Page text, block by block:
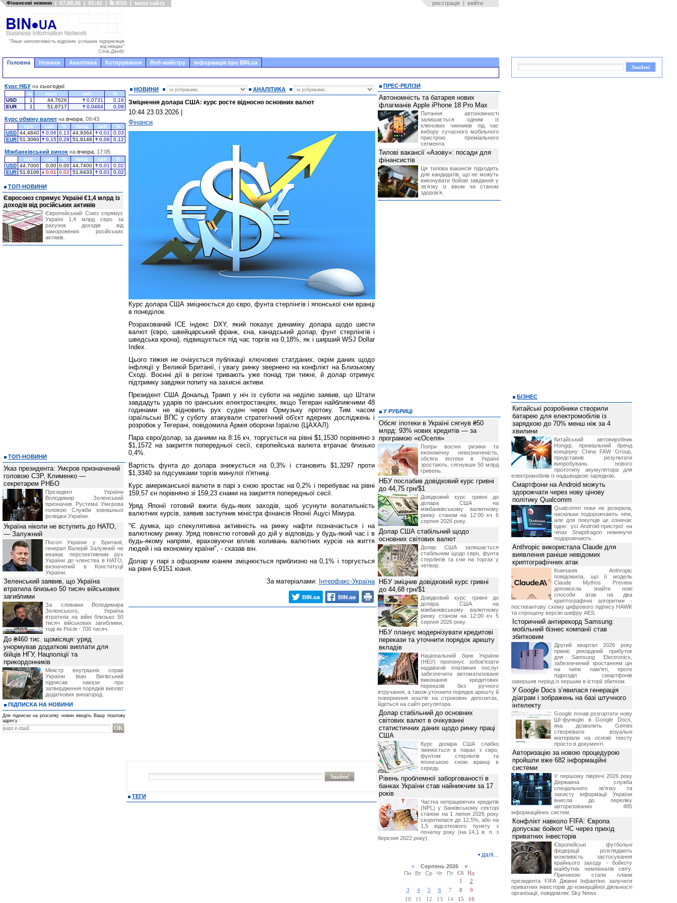
Фінансові новини | 07.08.26 | 01:42 | RSS | мапа сайту реєстрація | ввійти
"Лише наполегливість відрізняє успішних підприємців
від невдах"
Стів Джобс
Головна Новини Аналітика Котирування Веб-майстру Інформація про BIN.ua
НОВИНИ АНАЛІТИКА
Зміцнення долара США: курс росте відносно основних валют
10:44 23.03.2026
Фінанси
Курс долара США зміцнюється до євро, фунта стерлінгів і японської єни вранці
в понеділок.
Розрахований ICE індекс DXY, який показує динаміку долара щодо шести
валют (євро, швейцарський франк, єна, канадський долар, фунт стерлінгів і
шведська крона), підвищується під час торгів на 0,18%, як і ширший WSJ Dollar
Index.
Цього тижня не очікується публікації ключових статданих, окрім даних щодо
інфляції у Великій Британії, і увагу ринку звернено на конфлікт на Близькому
Сході. Воєнні дії в регіоні тривають уже понад три тижні, й долар отримує
підтримку завдяки попиту на захисні активи.
Президент США Дональд Трамп у ніч із суботи на неділю заявив, що Штати
завдадуть ударів по іранських електростанціях, якщо Тегеран найближчими 48
годинами не відновить рух суден через Ормузьку протоку. Тим часом
ізраїльські ВПС у суботу атакували стратегічний об'єкт ядерних досліджень і
розробок у Тегерані, повідомила Армія оборони Ізраїлю (ЦАХАЛ).
Пара євро/долар, за даними на 8:16 кч, торгується на рівні $1,1530 порівняно з
$1,1572 на закриття попередньої сесії, європейська валюта втрачає близько
0,4%.
Вартість фунта до долара знижується на 0,3% і становить $1,3297 проти
$1,3340 за підсумками торгів минулої п'ятниці.
Курс американської валюти в парі з єною зростає на 0,2% і перебуває на рівні
159,57 єн порівняно зі 159,23 єнами на закриття попередньої сесії.
Уряд Японії готовий вжити будь-яких заходів, щоб усунути волатильність
валютних курсів, заявив заступник міністра фінансів Японії Ацусі Мімура.
"Є думка, що спекулятивна активність на ринку нафти позначається і на
валютному ринку. Уряд повністю готовий до дій у відповідь у будь-який час і в
будь-якому напрямі, враховуючи вплив коливань валютних курсів на життя
людей і на економіку країни", - сказав він.
Долар у парі з офшорним юанем зміцнюється приблизно на 0,1% і торгується
на рівні 6,9151 юаня.
За матеріалами: Інтерфакс-Україна
ТЕГИ
Курс НБУ на сьогодні
за курс uah
%
USD
1 44,7626 0,0731
0,16
EUR
1 51,6717 0,0464 0,09
Курс обміну валют на вчора , 09:43
куп. uah % прод. uah
%
USD 44,4840 0,06 0,13 44,9364 0,01
0,03
EUR 51,3060 0,15 0,29 51,9148 0,06 0,12
Міжбанківський ринок на вчора , 17:05
куп. uah % прод. uah
%
USD 44,7000 0,00 0,00 44,7400 0,01
0,02
EUR 51,6106 0,01 0,02 51,6433 0,01 0,02
ТОП-НОВИНИ
Євросоюз спрямує Україні €1,4 млрд із
доходів від російських активів
Європейський Союз спрямує
Україні 1,4 млрд євро за
рахунок доходів від
заморожених російських
активів.
ТОП-НОВИНИ
Указ президента: Умєров призначений
головою СЗР, Клименко —
секретарем РНБО
Президент України
Володимир Зеленський
призначив Pустема Умєрова
головою Служби зовнішньої
розвідки України.
Україна ніколи не вступить до НАТО,
— Залужний
Посол України у Британії,
генерал Валерій Залужний не
вважає перспективним рух
України до членства в НАТО,
визначений в Конституції
України.
Зеленський заявив, що Україна
втратила близько 50 тисяч військових
загиблими
За словами Володимира
Зеленського, Україна
втратила на війні близько 50
тисяч військових загиблими,
тоді як Росія - 700 тисяч.
До ₴460 тис. щомісяця: уряд
унормував додаткові виплати для
бійців НГУ, Нацполіції та
прикордонників
Міністр внутрішніх справ
України Іван Вигівський
підписав накази про
затвердження порядків виплат
додаткових винагород
ПІДПИСКА НА НОВИНИ
Для підписки на розсилку новин введіть Вашу поштову
адресу :
ПРЕС-РЕЛІЗИ
Автономність та батарея нових
флагманів Apple iPhone 18 Pro Max
Питання автономності
залишається одним із
ключових чинників під час
вибору сучасного мобільного
пристрою преміального
сегмента.
Тилові вакансії «Азову»: посади для
фінансистів
Ця тилова вакансія підходить
для кандидатів, що не можуть
виконувати бойові завдання у
звʼязку із віком чи станом
здоровʼя.
У РУБРИЦІ
Обсяг іпотеки в Україні сягнув ₴50
млрд: 93% нових кредитів — за
програмою «єОселя»
Попри воєнні ризики та
економічну невизначеність,
обсяги іпотеки в Україні
зростають, сягнувши 50 млрд
гривень.
НБУ послабив довідковий курс гривні
до 44,75 грн/$1
Довідковий курс гривні до
долара США на
міжбанківському валютному
ринку станом на 12:00 кч 6
серпня 2026 року.
Долар США стабільний щодо
основних світових валют
Долар США залишається
стабільним щодо євро, фунта
стерлінгів та єни на торгах у
четвер.
НБУ зміцнив довідковий курс гривні
до 44,68 грн/$1
Довідковий курс гривні до
долара США на
міжбанківському валютному
ринку станом на 12:00 кч 5
серпня 2026 року.
НБУ планує модернізувати кредитові
перекази та уточнити порядок арешту
вкладів
Національний банк України
(НБУ) пропонує зобов'язати
надавачів платіжних послуг
забезпечити автоматизоване
виконання кредитових
переказів без ручного
втручання, а також уточнити порядок арешту й
повернення коштів на строкових депозитах,
йдеться на сайті регулятора.
Долар стабільний до основних
світових валют в очікуванні
статистичних даних щодо ринку праці
США
Курс долара США слабко
змінюється в парах з євро,
фунтом стерлінгів та
японською єною вранці в
середу.
Рівень проблемної заборгованості в
банках України став найнижчим за 17
років
Частка непрацюючих кредитів
(NPL) у банківському секторі
станом на 1 липня 2026 року
скоротилася до 12,5%, або на
1,5 відсоткового пункту з
початку року (на 14,1 в. п. з
березня 2022 року).
• далі...
«Серпень 2026 »
Пн
Вт Ср Чт Пт Сб
Нд
1
2
3
4 5 6 7 8
9
10
11 12 13 14 15 16
БІЗНЕС
Китайські розробники створили
батарею для електромобілів із
зарядкою до 70% менш ніж за 4
хвилини
Китайський автовиробник
Hongqi, преміальний бренд
концерну China FAW Group,
представив результати
випробувань нового
прототипу акумулятора для
електромобілів із надшвидкою зарядкою.
Смартфони на Android можуть
здорожчати через нову цінову
політику Qualcomm
Qualcomm поки не розкрила,
наскільки подорожчають чіпи,
але для покупців це означає
одне: усі Android-пристрої на
чіпах Snapdragon неминуче
подорожчають.
Anthropic використала Claude для
виявлення раніше невідомих
криптографічних атак
Компанія Anthropic
повідомила, що її модель
Claude Mythos Preview
допомогла знайти нові
способи атак на два
криптографічні алгоритми -
постквантову схему цифрового підпису HAWK
та спрощену версію шифру AES.
Історичний антирекорд Samsung:
мобільний бізнес компанії став
збитковим
Другий квартал 2026 року
приніс рекордний прибуток
для Samsung Electronics,
забезпечений зростанням цін
на чипи пам'яті, проте
підрозділ смартфонів
завершив період із першим в історії збитком.
У Google Docs з’явилася генерація
діаграм і зображень на базі штучного
інтелекту
Google почав розгортати нову
ШІ-функцію в Google Docs,
яка дозволить Gemini
створювати візуальні
матеріали на основі тексту
просто в документі.
Авторизацію за новою процедурою
пройшли вже 682 інформаційні
системи
У першому півріччі 2026 року
Державна служба
спеціального зв'язку та
захисту інформації України
внесла до переліку
авторизованих 485
інформаційних систем.
Конфлікт навколо FIFA: Європа
допускає бойкот ЧС через прихід
приватних інвесторів
Європейські футбольні
федерації розглядають
можливість застосування
крайнього заходу - бойкоту
майбутніх чемпіонатів світу.
Причиною стали плани
президента FIFA Джанні Інфантіно залучити
приватних інвесторів до комерційної діяльності
організації, повідомляє Sky News.